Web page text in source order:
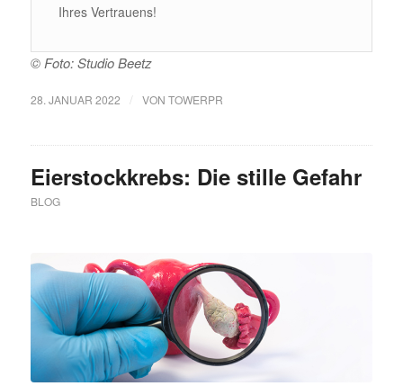
Ihres Vertrauens!
© Foto: Studio Beetz
28. JANUAR 2022 / VON TOWERPR
Eierstockkrebs: Die stille Gefahr
BLOG